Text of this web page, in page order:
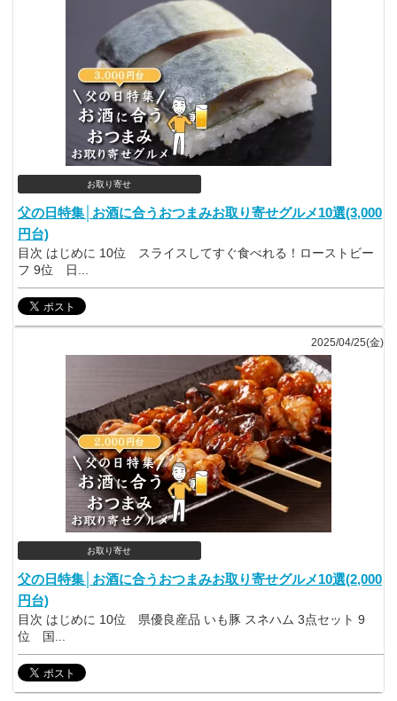
お取り寄せ
父の日特集│お酒に合うおつまみお取り寄せグルメ10選(3,000
円台)
目次 はじめに 10位 スライスしてすぐ食べれる！ローストビー
フ 9位 日...
2025/04/25(金)
お取り寄せ
父の日特集│お酒に合うおつまみお取り寄せグルメ10選(2,000
円台)
目次 はじめに 10位 県優良産品 いも豚 スネハム 3点セット 9
位 国...